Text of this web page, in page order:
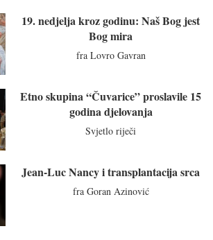
19. nedjelja kroz godinu: Naš Bog jest
Bog mira
fra Lovro Gavran
Etno skupina “Čuvarice” proslavile 15
godina djelovanja
Svjetlo riječi
Jean-Luc Nancy i transplantacija srca
fra Goran Azinović